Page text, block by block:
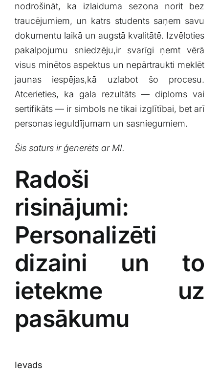
nodrošināt, ka izlaiduma ⁣sezona⁤ norit‌ bez
traucējumiem, un ​katrs ​students saņem ⁤savu
‌dokumentu laikā‍ un augstā kvalitātē. Izvēloties
pakalpojumu ‍sniedzēju,ir⁣ svarīgi ņemt ‌vērā
visus minētos aspektus un nepārtraukti meklēt
‌jaunas iespējas,kā​ uzlabot šo‌ procesu.⁣
Atcerieties, ka gala ​rezultāts —‍ diploms ‌vai
sertifikāts — ir​ simbols ne tikai izglītībai, bet arī
personas ieguldījumam un ‌sasniegumiem.
Šis saturs ir ģenerēts ar MI.
Radoši⁢
risinājumi:
Personalizēti⁣
dizaini⁢ un ⁣to
ietekme uz⁣
pasākumu
Ievads